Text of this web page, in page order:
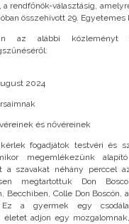
rendfőnök-választásig,
összehívott 29. Egyetemes
az alábbi
2024
és nővéreinek
fogadjátok testvéri és
megemlékezünk
a szavakat néhány perccel
megtartottuk Don
Colle Don Boscón,
Ez a gyermek egy
adjon egy